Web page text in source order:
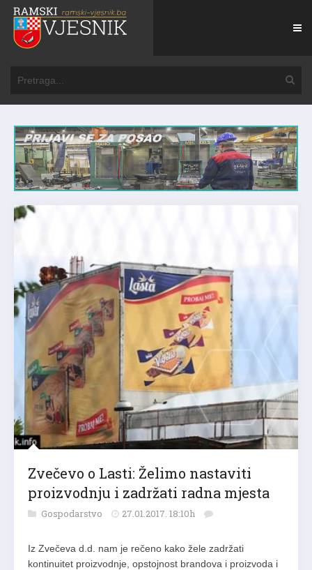
Zvečevo o Lasti: Želimo nastaviti
proizvodnju i zadržati radna mjesta
Gospodarstvo 27.01.2017. 18:10h
Iz Zvečeva d.d. nam je rečeno kako žele zadržati
kontinuitet proizvodnje, opstojnost brandova i proizvoda i